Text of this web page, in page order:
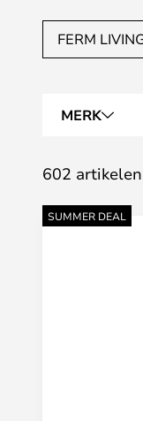
FERM
MERK
602 artikelen
SUMMER DEAL